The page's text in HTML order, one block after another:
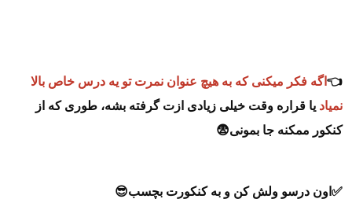
👈اگه فکر میکنی که به هیچ عنوان نمرت تو یه درس خاص بالا
نمیاد یا قراره وقت خیلی زیادی ازت گرفته بشه، طوری که از
کنکور ممکنه جا بمونی😨
✅اون درسو ولش کن و به کنکورت بچسب😎